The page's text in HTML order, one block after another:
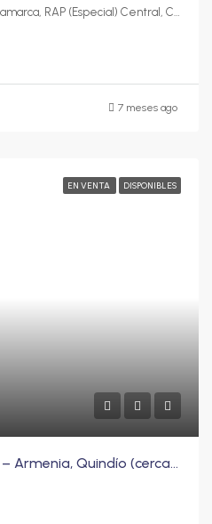
7 meses ago
EN VENTA DISPONIBLES
Finca turística en venta – Armenia, Quindío (cerca al Parque del Café)